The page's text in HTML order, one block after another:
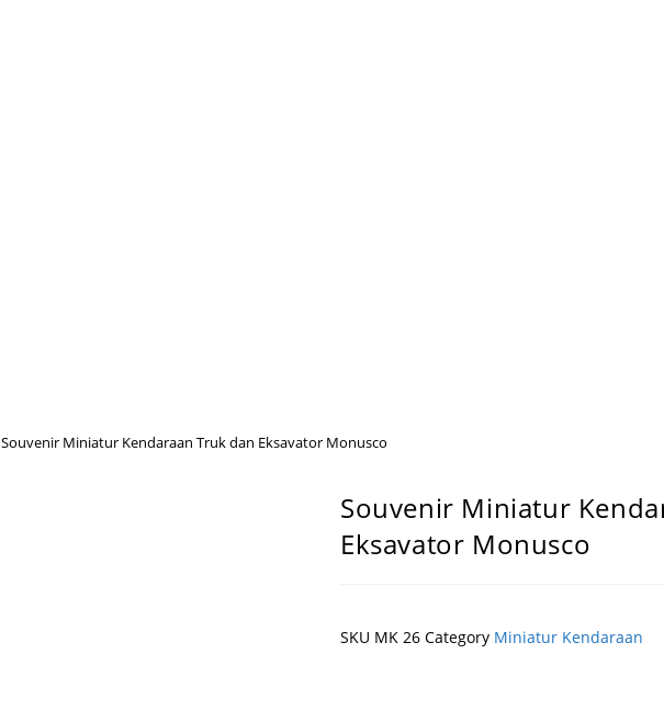
Souvenir Miniatur Kendaraan Truk dan Eksavator Monusco
Souvenir Miniatur
Eksavator Monusco
SKU MK 26 Category Miniatur Kendaraan